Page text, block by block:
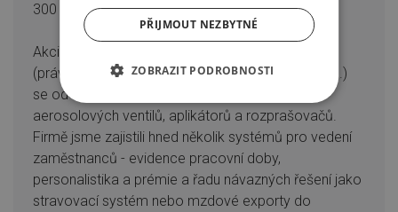
300 zaměstnanců
Akciová společnost KOH-I-NOOR Mladá Vožice
(právní nástupce legendární Koh-i-noor Praha st.p.)
se od svého vzniku zabývá výrobou v oblasti
aerosolových ventilů, aplikátorů a rozprašovačů.
Firmě jsme zajistili hned několik systémů pro vedení
zaměstnanců - evidence pracovní doby,
personalistika a prémie a řadu návazných řešení jako
stravovací systém nebo mzdové exporty do
PŘIJMOUT NEZBYTNÉ
ZOBRAZIT PODROBNOSTI